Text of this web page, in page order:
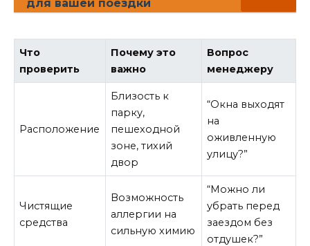
для вашей поездки
Что
проверить
Почему это
важно
Вопрос
менеджеру
Расположение
Близость к
парку,
пешеходной
зоне, тихий
двор
“Окна выходят
на
оживленную
улицу?”
Чистящие
средства
Возможность
аллергии на
сильную химию
“Можно ли
убрать перед
заездом без
отдушек?”